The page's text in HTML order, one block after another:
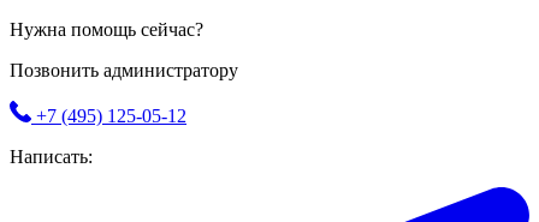
Нужна помощь сейчас?
Позвонить администратору
+7 (495) 125-05-12
Написать: